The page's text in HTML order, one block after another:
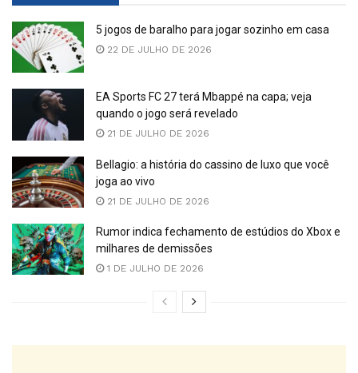
5 jogos de baralho para jogar sozinho em casa
22 DE JULHO DE 2026
EA Sports FC 27 terá Mbappé na capa; veja
quando o jogo será revelado
21 DE JULHO DE 2026
Bellagio: a história do cassino de luxo que você
joga ao vivo
21 DE JULHO DE 2026
Rumor indica fechamento de estúdios do Xbox e
milhares de demissões
1 DE JULHO DE 2026